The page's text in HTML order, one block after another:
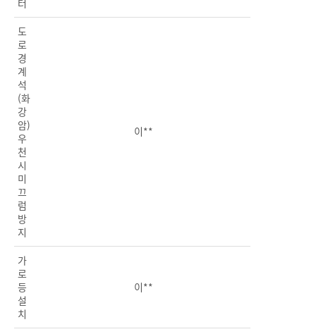
터
도
로
경
계
석
(화
강
암)
우
천
시
미
끄
럼
방
지
이**
가
로
등
설
치
이**